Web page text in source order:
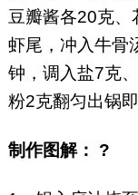
豆瓣酱各20克、
虾尾，冲入牛骨
钟，调入盐7克
粉2克翻匀出锅即
制作图解： ?